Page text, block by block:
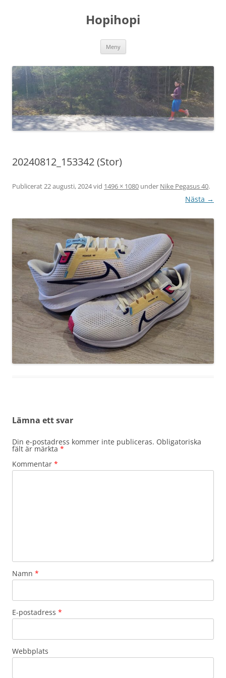
Hopihopi
Meny
20240812_153342 (Stor)
Publicerat 22 augusti, 2024vid 1496 × 1080 under Nike Pegasus 40.
Nästa →
Lämna ett svar
Din e-postadress kommer inte publiceras. Obligatoriska
fält är märkta *
Kommentar *
Namn *
E-postadress *
Webbplats